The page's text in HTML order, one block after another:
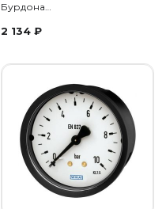
Бурдона…
2 134 ₽